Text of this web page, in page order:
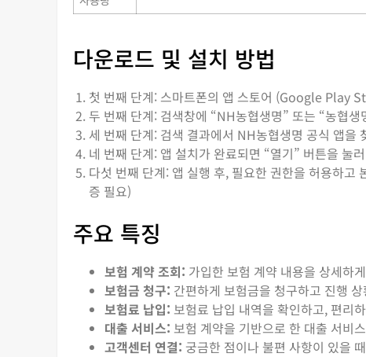
다운로드 및 설치 방법
첫 번째 단계: 스마트폰의 앱 스토어 (Google Play
두 번째 단계: 검색창에 “NH농협생명” 또는 “농협
세 번째 단계: 검색 결과에서 NH농협생명 공식 앱을
네 번째 단계: 앱 설치가 완료되면 “열기” 버튼을 눌
다섯 번째 단계: 앱 실행 후, 필요한 권한을 허용하고
증 필요)
주요 특징
보험 계약 조회: 가입한 보험 계약 내용을 상세하
보험금 청구: 간편하게 보험금을 청구하고 진행
보험료 납입: 보험료 납입 내역을 확인하고, 편리
대출 서비스: 보험 계약을 기반으로 한 대출 서비
고객센터 연결: 궁금한 점이나 불편 사항이 있을